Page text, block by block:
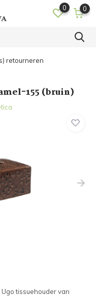
0 0
retourneren
155 (bruin)
tissuehouder van